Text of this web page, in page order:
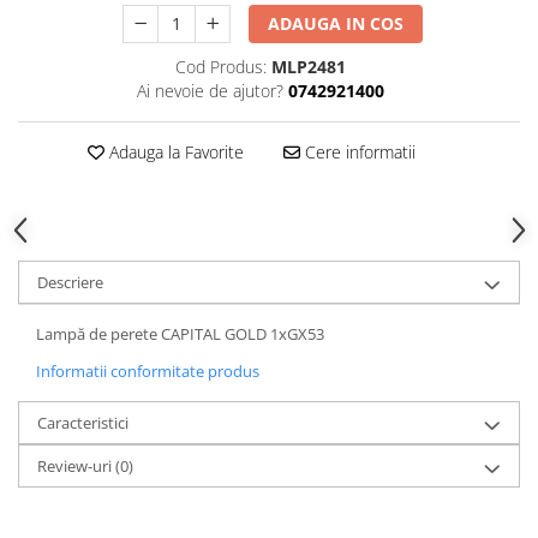
ADAUGA IN COS
Cod Produs: MLP2481
Ai nevoie de ajutor? 0742921400
Adauga la Favorite Cere informatii
Descriere
Lampă de perete CAPITAL GOLD 1xGX53
Informatii conformitate produs
Caracteristici
Review-uri(0)